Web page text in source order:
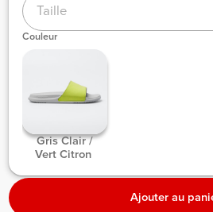
Taille
Couleur
Gris Clair /
Vert Citron
Ajouter au